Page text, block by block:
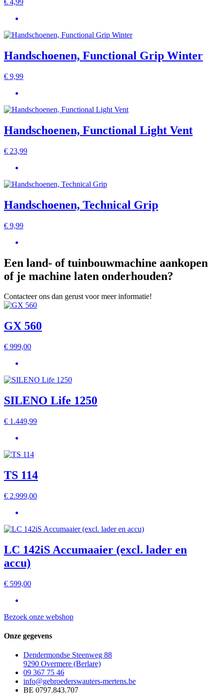
€ 4,99
Handschoenen, Functional Grip Winter
€ 9,99
Handschoenen, Functional Light Vent
€ 23,99
Handschoenen, Technical Grip
€ 9,99
Een land- of tuinbouwmachine aankopen
of je machine laten onderhouden?
Contacteer ons dan gerust voor meer informatie!
GX 560
€ 999,00
SILENO Life 1250
€ 1.449,99
TS 114
€ 2.999,00
LC 142iS Accumaaier (excl. lader en
accu)
€ 599,00
Bezoek onze webshop
Onze gegevens
Dendermondse Steenweg 88
9290 Overmere (Berlare)
09 367 75 46
info@gebroederswauters-mertens.be
BE 0797.843.707